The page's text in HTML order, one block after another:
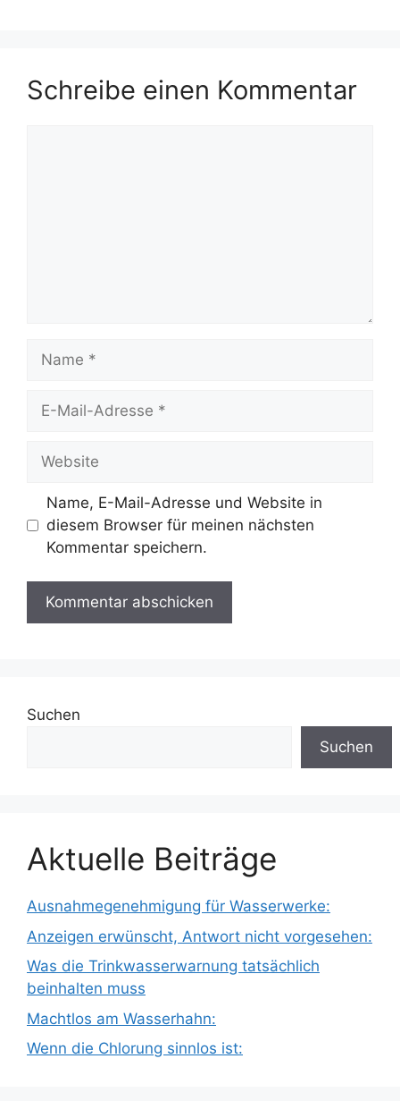
Schreibe einen Kommentar
Mail-
Name, E-Mail-Adresse und Website in
diesem Browser für meinen nächsten
Kommentar speichern.
Suchen
Suchen
Aktuelle Beiträge
Ausnahmegenehmigung für Wasserwerke:
Anzeigen erwünscht, Antwort nicht vorgesehen:
Was die Trinkwasserwarnung tatsächlich
beinhalten muss
Machtlos am Wasserhahn:
Wenn die Chlorung sinnlos ist: